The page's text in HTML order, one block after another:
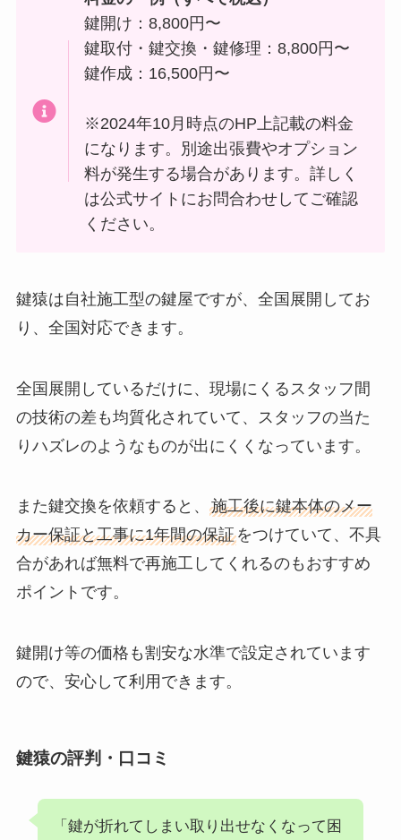
鍵開け：8,800円〜
鍵取付・鍵交換・鍵修理：8,800円〜
鍵作成：16,500円〜
※2024年10月時点のHP上記載の料金
になります。別途出張費やオプション
料が発生する場合があります。詳しく
は公式サイトにお問合わせしてご確認
ください。
鍵猿は自社施工型の鍵屋ですが、全国展開してお
り、全国対応できます。
全国展開しているだけに、現場にくるスタッフ間
の技術の差も均質化されていて、スタッフの当た
りハズレのようなものが出にくくなっています。
また鍵交換を依頼すると、 施工後に鍵本体のメー
カー保証と工事に1年間の保証をつけていて、不具
合があれば無料で再施工してくれるのもおすすめ
ポイントです。
鍵開け等の価格も割安な水準で設定されています
ので、安心して利用できます。
鍵猿の評判・口コミ
「鍵が折れてしまい取り出せなくなって困